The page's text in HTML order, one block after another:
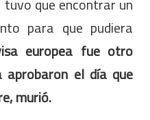
para que pudiera
europea fue otro
aprobaron el día que
murió.